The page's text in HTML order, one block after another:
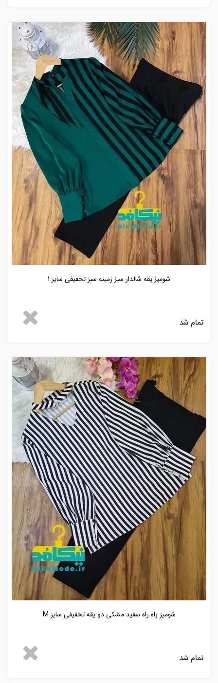
شومیز یقه شالدار سبز زمینه سبز تخفیفی سایز 1
تمام شد
شومیز راه راه سفید مشکی دو یقه تخفیفی سایز M
تمام شد